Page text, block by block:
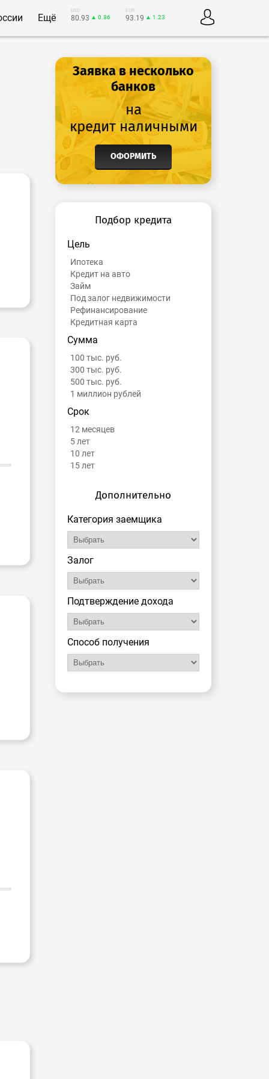
Ещё
USD
80.93 ▲ 0.86
EUR
93.19 ▲ 1.23
Заявка в несколько
банков
на
кредит наличными
ОФОРМИТЬ
Подбор кредита
Цель
Ипотека
Кредит на авто
Займ
Под залог недвижимости
Рефинансирование
Кредитная карта
Сумма
100 тыс. руб.
300 тыс. руб.
500 тыс. руб.
1 миллион рублей
Срок
12 месяцев
5 лет
10 лет
15 лет
Дополнительно
Категория заемщика
Залог
Подтверждение дохода
Способ получения